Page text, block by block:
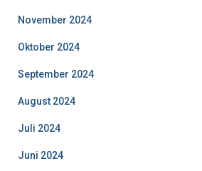
November 2024
Oktober 2024
September 2024
August 2024
Juli 2024
Juni 2024